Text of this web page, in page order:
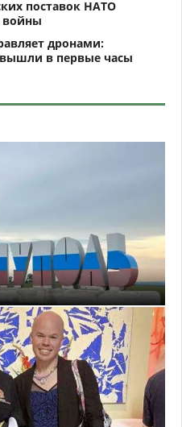
поставок НАТО
войны
дронами:
в первые часы